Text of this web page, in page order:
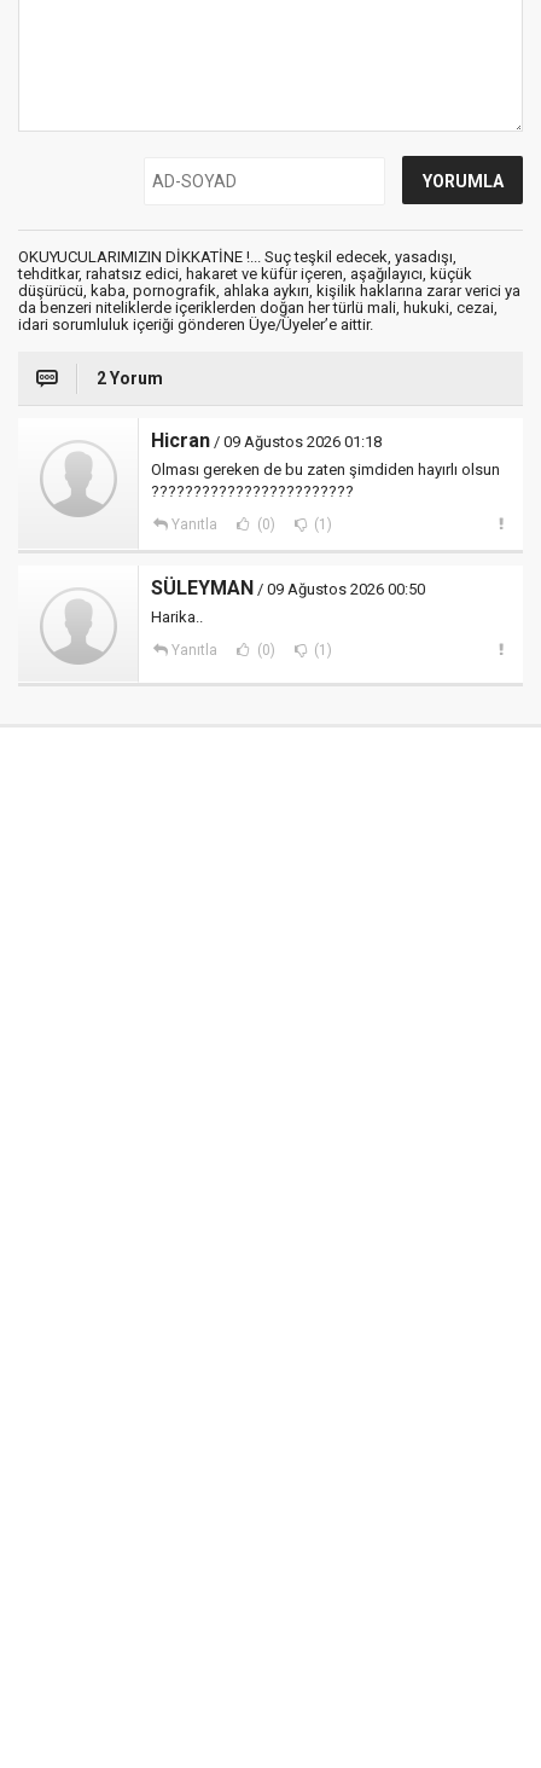
OKUYUCULARIMIZIN DİKKATİNE !... Suç teşkil edecek, yasadışı,
tehditkar, rahatsız edici, hakaret ve küfür içeren, aşağılayıcı, küçük
düşürücü, kaba, pornografik, ahlaka aykırı, kişilik haklarına zarar verici ya
da benzeri niteliklerde içeriklerden doğan her türlü mali, hukuki, cezai,
idari sorumluluk içeriği gönderen Üye/Üyeler’e aittir.
2 Yorum
Hicran / 09 Ağustos 2026 01:18
Olması gereken de bu zaten şimdiden hayırlı olsun
????????????????????????
Yanıtla (0) (1)
SÜLEYMAN / 09 Ağustos 2026 00:50
Harika..
Yanıtla (0) (1)